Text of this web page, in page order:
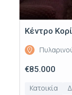
Κέντρο
€85.000
Κατοικία